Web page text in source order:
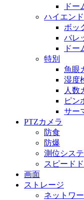
ドー
ハイエンド
ボッ
バレ
ドー
特別
魚眼
湿度
人数
ピン
サー
PTZカメラ
防食
防爆
測位シス
スピード
画面
ストレージ
ネットワ